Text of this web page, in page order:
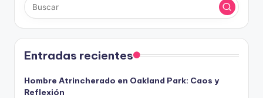
Entradas recientes
Hombre Atrincherado en Oakland Park: Caos y
Reflexión